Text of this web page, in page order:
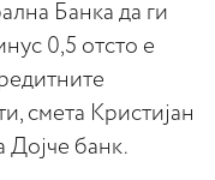
Банка да ги
0,5 отсто е
смета Кристијан
Дојче банк.